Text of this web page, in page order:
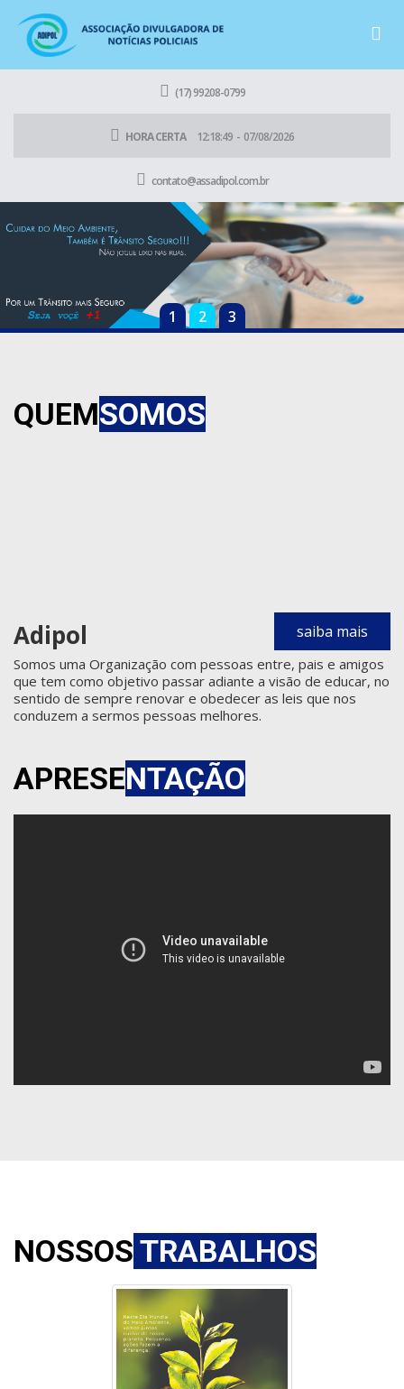
(17) 99208-0799
HORA CERTA 12:18:49 - 07/08/2026
contato@assadipol.com.br
1 2 3
QUEMSOMOS
Adipol saiba mais
Somos uma Organização com pessoas entre, pais e amigos
que tem como objetivo passar adiante a visão de educar, no
sentido de sempre renovar e obedecer as leis que nos
conduzem a sermos pessoas melhores.
APRESENTAÇÃO
NOSSOS TRABALHOS